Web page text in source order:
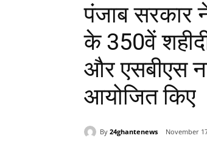
पंजाब सरकार
के 350वें
और एसबीएस
आयोजित किए
By 24ghantenews November